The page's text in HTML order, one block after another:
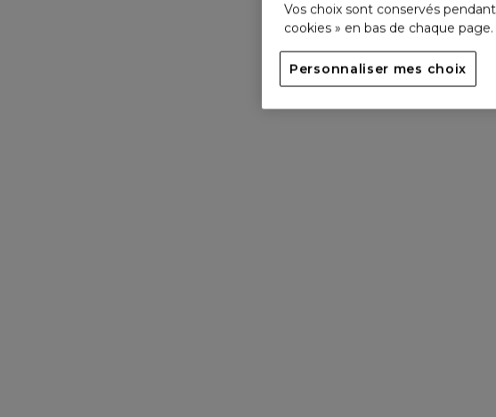
Vos choix sont conservés
cookies » en bas de chaque page.
Personnaliser mes choix